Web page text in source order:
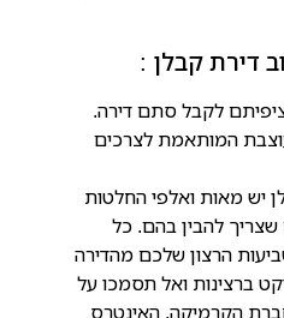
דירת קבלן :
לקבל סתם דירה.
המותאמת לצרכים
יש מאות ואלפי החלטות
להבין בהם. כל
הרצון שלכם מהדירה
ברצינות ואל תסמכו על
הקרמיקה. האינטרס